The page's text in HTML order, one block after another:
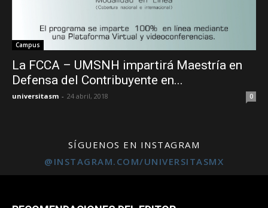
Campus
La FCCA – UMSNH impartirá Maestría en
Defensa del Contribuyente en...
universitasm - 24 abril, 2018 0
SÍGUENOS EN INSTAGRAM
@INSTAGRAM.COM/UNIVERSITASMX